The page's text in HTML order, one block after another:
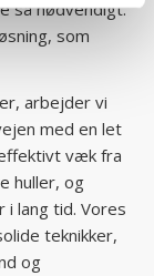
så nødvendigt.
som
arbejder vi
med en let
væk fra
huller, og
lang tid. Vores
teknikker,
og